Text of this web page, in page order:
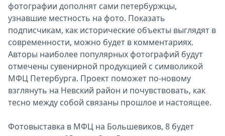
фотографии дополнят сами петербуржцы,
узнавшие местность на фото. Показать
подписчикам, как исторические объекты выглядят в
современности, можно будет в комментариях.
Авторы наиболее популярных фотографий будут
отмечены сувенирной продукцией с символикой
МФЦ Петербурга. Проект поможет по-новому
взглянуть на Невский район и почувствовать, как
тесно между собой связаны прошлое и настоящее.
Фотовыставка в МФЦ на Большевиков, 8 будет